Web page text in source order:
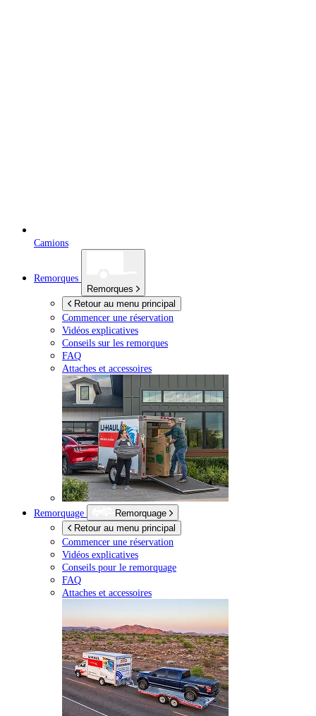
Camions
Remorques
Remorques
Retour au menu principal
Commencer une réservation
Vidéos explicatives
Conseils sur les remorques
FAQ
Attaches et accessoires
Remorquage
Remorquage
Retour au menu principal
Commencer une réservation
Vidéos explicatives
Conseils pour le remorquage
FAQ
Attaches et accessoires